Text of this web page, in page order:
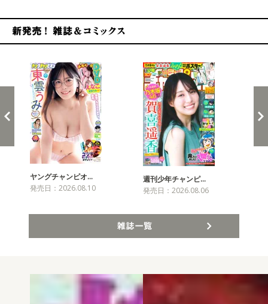
ヤングチャンピオ…
発売日：2026.08.10
週刊少年チャンピ…
発売日：2026.08.06